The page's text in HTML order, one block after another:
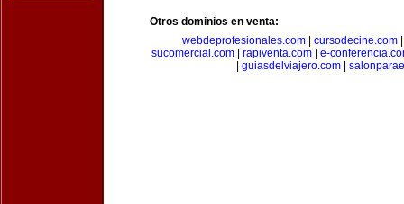
Otros dominios en venta:
webdeprofesionales.com| cursodecine.com
sucomercial.com
rapiventa.com
e-
guiasdelviajero.com|